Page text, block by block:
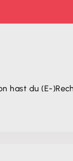
hast du (E-